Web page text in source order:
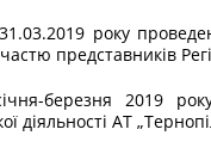
року
представників
березня 2019
діяльності АТ